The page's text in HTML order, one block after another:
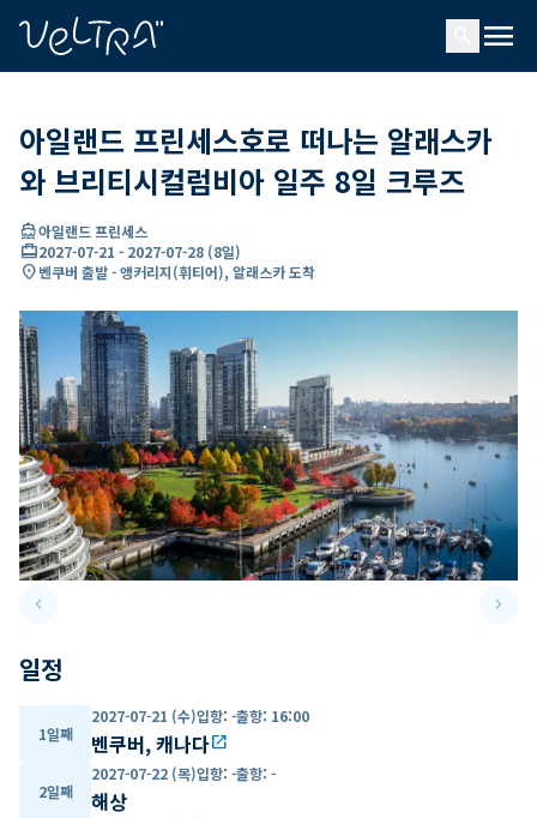
menu
아일랜드 프린세스호로 떠나는 알래스카
와 브리티시컬럼비아 일주 8일 크루즈
directions_boat아일랜드 프린세스
card_travel2027-07-21 - 2027-07-28 (8일)
location_on벤쿠버 출발 - 앵커리지(휘티어), 알래스카 도착
keyboard_arrow_leftPrevious slide keyboard_arrow_right
일정
1일째
2027-07-21 (수)입항: -출항: 16:00
벤쿠버, 캐나다open_in_new
2일째
2027-07-22 (목)입항: -출항: -
해상